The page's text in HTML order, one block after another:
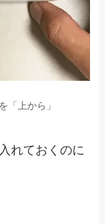
「上から」
れておくのに